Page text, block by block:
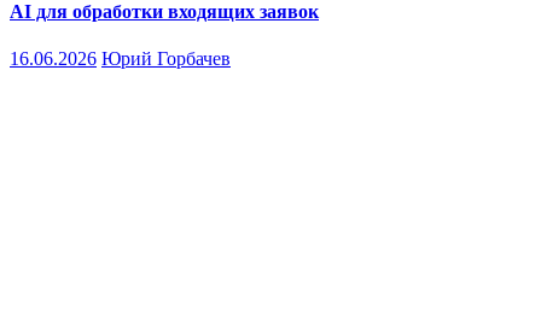
AI для обработки входящих заявок
16.06.2026 Юрий Горбачев